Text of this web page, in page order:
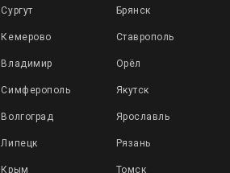
Сургут Брянск
Кемерово Ставрополь
Владимир Орёл
Симферополь Якутск
Волгоград Ярославль
Липецк Рязань
Крым Томск